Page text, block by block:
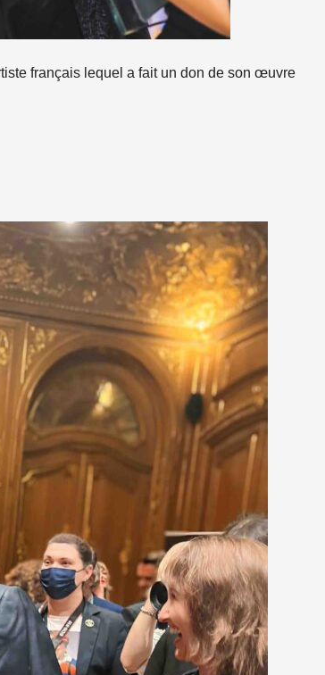
français lequel a fait un don de son œuvre